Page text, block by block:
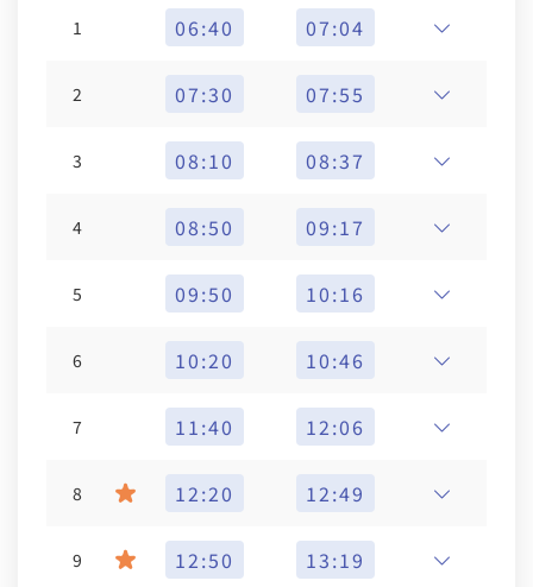
1 06:40 07:04
2 07:30 07:55
3 08:10 08:37
4 08:50 09:17
5 09:50 10:16
6 10:20 10:46
7 11:40 12:06
8 12:20 12:49
9 12:50 13:19